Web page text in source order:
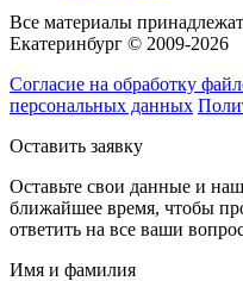
Все материалы
Екатеринбург © 2009-2026
Согласие на обработку
персональных данных
Оставить заявку
Оставьте свои данные и
ближайшее время, чтобы
ответить на все ваши
Имя и фамилия